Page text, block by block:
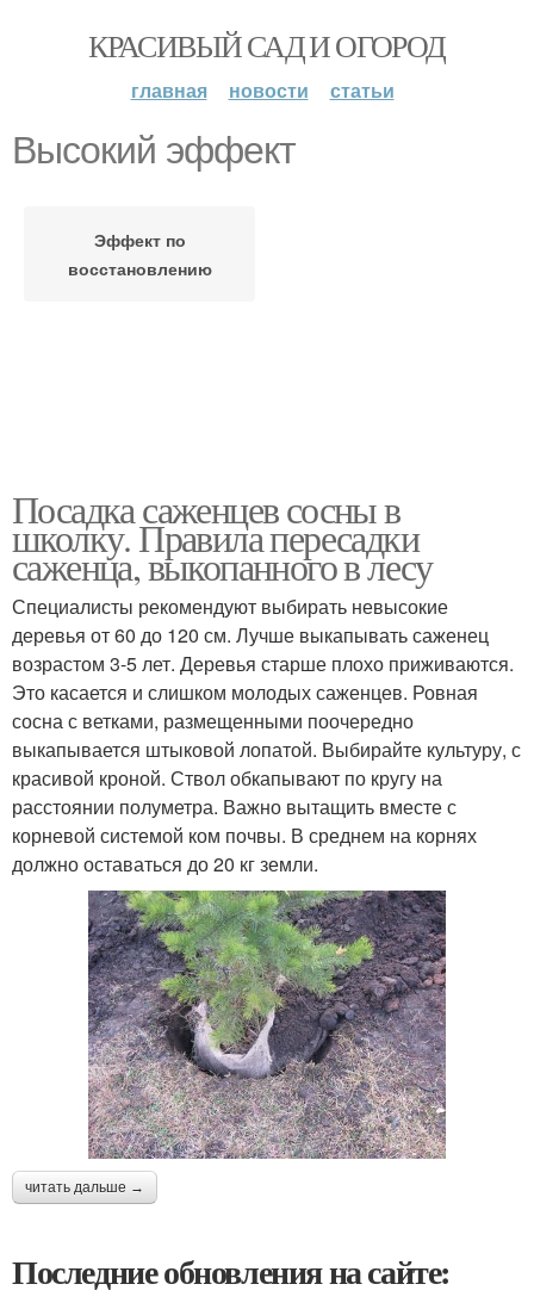
КРАСИВЫЙ САД И ОГОРОД
главная новости статьи
Высокий эффект
Эффект по
восстановлению
Посадка саженцев сосны в
школку. Правила пересадки
саженца, выкопанного в лесу
Специалисты рекомендуют выбирать невысокие
деревья от 60 до 120 см. Лучше выкапывать саженец
возрастом 3-5 лет. Деревья старше плохо приживаются.
Это касается и слишком молодых саженцев. Ровная
сосна с ветками, размещенными поочередно
выкапывается штыковой лопатой. Выбирайте культуру, с
красивой кроной. Ствол обкапывают по кругу на
расстоянии полуметра. Важно вытащить вместе с
корневой системой ком почвы. В среднем на корнях
должно оставаться до 20 кг земли.
читать дальше →
Последние обновления на сайте: